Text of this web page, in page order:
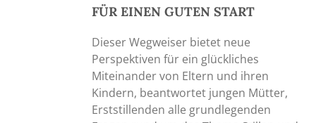
FÜR EINEN GUTEN START
Dieser Wegweiser bietet neue
Perspektiven für ein glückliches
Miteinander von Eltern und ihren
Kindern, beantwortet jungen Mütter,
Erststillenden alle grundlegenden